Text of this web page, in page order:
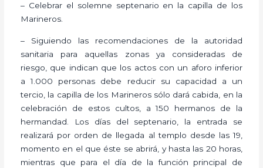
– Celebrar el solemne septenario en la capilla de los
Marineros.
– Siguiendo las recomendaciones de la autoridad
sanitaria para aquellas zonas ya consideradas de
riesgo, que indican que los actos con un aforo inferior
a 1.000 personas debe reducir su capacidad a un
tercio, la capilla de los Marineros sólo dará cabida, en la
celebración de estos cultos, a 150 hermanos de la
hermandad. Los días del septenario, la entrada se
realizará por orden de llegada al templo desde las 19,
momento en el que éste se abrirá, y hasta las 20 horas,
mientras que para el día de la función principal de